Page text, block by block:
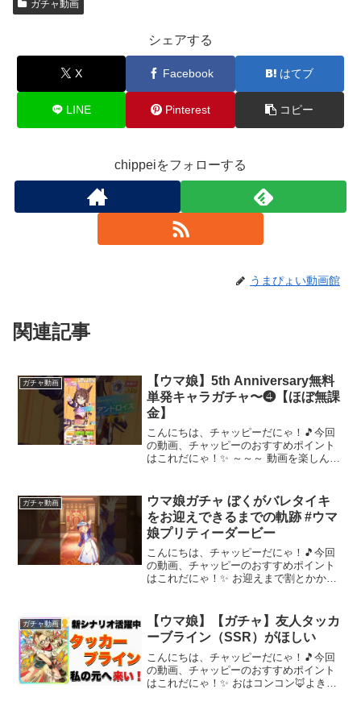
ガチャ動画
シェアする
X Facebook はてブ
LINE Pinterest コピー
chippeiをフォローする
うまぴょい動画館
関連記事
ガチャ動画
【ウマ娘】5th Anniversary無料
単発キャラガチャ〜❹【ほぼ無課
金】
こんにちは、チャッピーだにゃ！🎵今回
の動画、チャッピーのおすすめポイント
はこれだにゃ！✨ ～～～ 動画を楽しんだ
ガチャ動画
ウマ娘ガチャ ぼくがバレタイキ
をお迎えできるまでの軌跡 #ウマ
娘プリティーダービー
こんにちは、チャッピーだにゃ！🎵今回
の動画、チャッピーのおすすめポイント
はこれだにゃ！✨ お迎えまで割とかかっ
ンネルもぜひチェックしてにゃ～！📢✨
ガチャ動画
【ウマ娘】【ガチャ】友人タッカ
ーブライン（SSR）がほしい
こんにちは、チャッピーだにゃ！🎵今回
の動画、チャッピーのおすすめポイント
はこれだにゃ！✨ おはコンコン🦊よきつ